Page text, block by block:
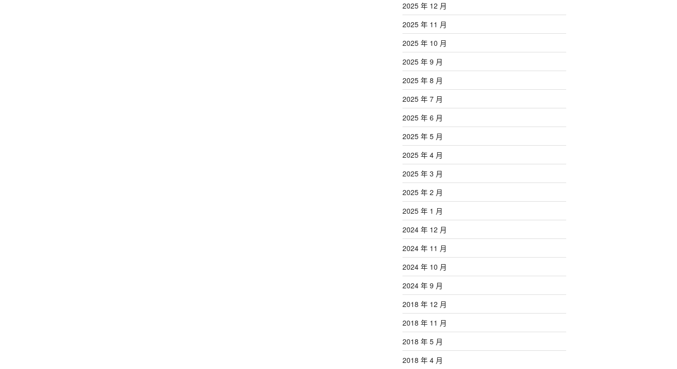
2025 年 12 月
2025 年 11 月
2025 年 10 月
2025 年 9 月
2025 年 8 月
2025 年 7 月
2025 年 6 月
2025 年 5 月
2025 年 4 月
2025 年 3 月
2025 年 2 月
2025 年 1 月
2024 年 12 月
2024 年 11 月
2024 年 10 月
2024 年 9 月
2018 年 12 月
2018 年 11 月
2018 年 5 月
2018 年 4 月